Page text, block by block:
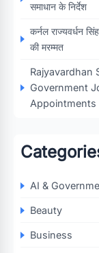
समाधान के निर्देश
कर्नल राज्यवर्धन
की मरम्मत
Rajyavardhan
Government
Appointments
AI &
Beauty
Business